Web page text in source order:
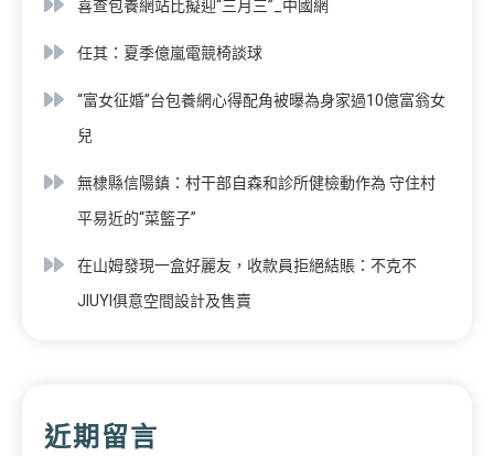
喜查包養網站比擬迎“三月三”_中國網
任其：夏季億嵐電競椅談球
“富女征婚”台包養網心得配角被曝為身家過10億富翁女
兒
無棣縣信陽鎮：村干部自森和診所健檢動作為 守住村
平易近的“菜籃子”
在山姆發現一盒好麗友，收款員拒絕結賬：不克不
JIUYI俱意空間設計及售賣
近期留言